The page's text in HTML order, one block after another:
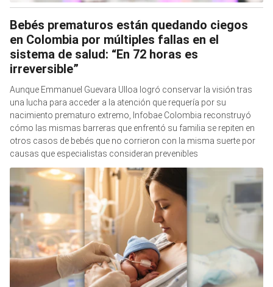
Bebés prematuros están quedando ciegos
en Colombia por múltiples fallas en el
sistema de salud: “En 72 horas es
irreversible”
Aunque Emmanuel Guevara Ulloa logró conservar la visión tras
una lucha para acceder a la atención que requería por su
nacimiento prematuro extremo, Infobae Colombia reconstruyó
cómo las mismas barreras que enfrentó su familia se repiten en
otros casos de bebés que no corrieron con la misma suerte por
causas que especialistas consideran prevenibles